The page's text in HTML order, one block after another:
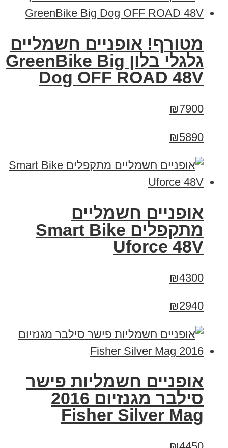
מטורף! אופניים חשמליים
גלגלי בלון GreenBike Big
Dog OFF ROAD 48V
₪7900
₪5890
אופניים חשמליים
מתקפלים Smart Bike
Uforce 48V
₪4300
₪2940
אופניים חשמליות פישר
סילבר מגנזיום 2016
Fisher Silver Mag